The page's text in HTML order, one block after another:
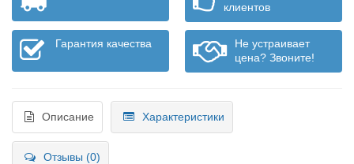
клиентов
Гарантия качества
Не устраивает
цена? Звоните!
Описание Характеристики
Отзывы (0)